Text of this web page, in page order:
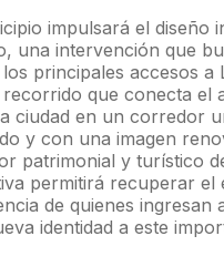
impulsará el diseño
una intervención que
principales accesos a
que conecta el
ciudad en un corredor
y con una imagen
patrimonial y turístico
permitirá recuperar el
de quienes ingresan
identidad a este